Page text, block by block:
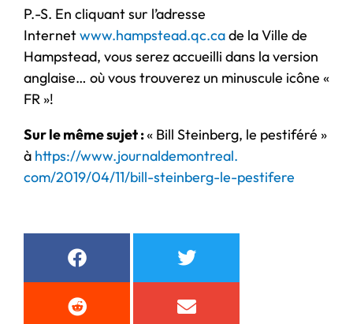
P.-S. En cliquant sur l’adresse
Internetwww.hampstead.qc.cade la Ville de
Hampstead, vous serez accueilli dans la version
anglaise… où vous trouverez un minuscule icône «
FR »!
Sur le même sujet :« Bill Steinberg, le pestiféré »
à https://www.journaldemontreal.
com/2019/04/11/bill-steinberg-le-pestifere